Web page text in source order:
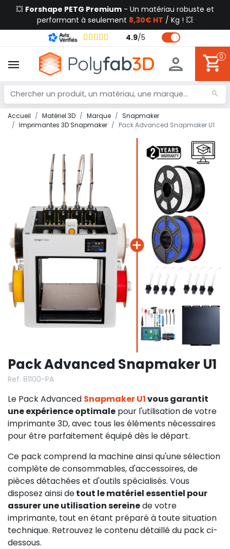
💥 Forshape PETG Premium - Un matériau robuste et
performant à seulement 8,30€ HT / Kg ! 💥
4.9/5
0
Accueil Matériel 3D Marque
Snapmaker
Imprimantes 3D Snapmaker
Pack Advanced Snapmaker U1
Pack Advanced Snapmaker U1
Ref. 81100-PA
Le Pack Advanced Snapmaker U1vous garantit
une expérience optimale pour l'utilisation de votre
imprimante 3D, avec tous les éléments nécessaires
pour être parfaitement équipé dès le départ.
Ce pack comprend la machine ainsi qu'une sélection
complète de consommables, d'accessoires, de
pièces détachées et d'outils spécialisés. Vous
disposez ainsi detout le matériel essentiel pour
assurer une utilisation sereinede votre
imprimante, tout en étant préparé à toute situation
technique. Retrouvez le contenu détaillé du pack ci-
dessous.